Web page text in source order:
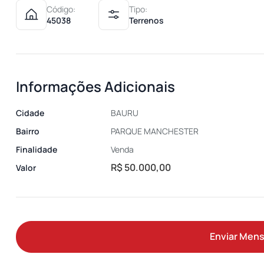
Código:
45038
Tipo:
Terrenos
Informações Adicionais
Cidade
BAURU
Bairro
PARQUE MANCHESTER
Finalidade
Venda
Valor
R$ 50.000,00
Enviar